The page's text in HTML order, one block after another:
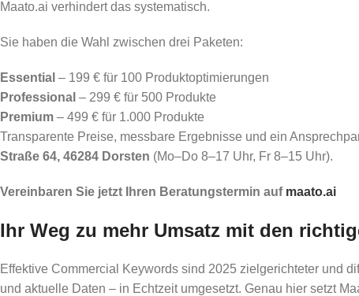
Maato.ai verhindert das systematisch.
Sie haben die Wahl zwischen drei Paketen:
Essential – 199 € für 100 Produktoptimierungen
Professional – 299 € für 500 Produkte
Premium – 499 € für 1.000 Produkte
Transparente Preise, messbare Ergebnisse und ein
Straße 64, 46284 Dorsten (Mo–Do 8–17 Uhr, Fr 8–15 Uhr).
Vereinbaren Sie jetzt Ihren Beratungstermin auf maato.ai
Ihr Weg zu mehr Umsatz mit den
Effektive Commercial Keywords sind 2025 zielgerichteter und
und aktuelle Daten – in Echtzeit umgesetzt. Genau hier setzt